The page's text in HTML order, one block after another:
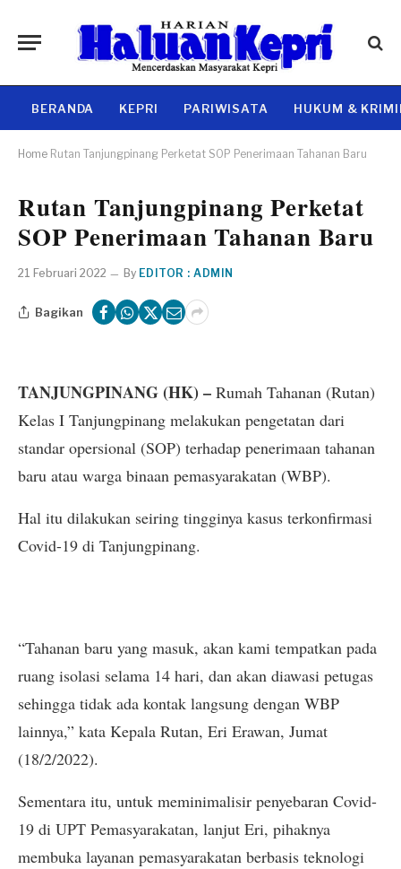
BERANDA KEPRI PARIWISATA HUKUM &
Home Rutan Tanjungpinang Perketat SOP Penerimaan Tahanan Baru
Rutan Tanjungpinang Perketat
SOP Penerimaan Tahanan Baru
21 Februari 2022 By EDITOR : ADMIN
Bagikan
TANJUNGPINANG (HK) – Rumah Tahanan (Rutan)
Kelas I Tanjungpinang melakukan pengetatan dari
standar opersional (SOP) terhadap penerimaan tahanan
baru atau warga binaan pemasyarakatan (WBP).
Hal itu dilakukan seiring tingginya kasus terkonfirmasi
Covid-19 di Tanjungpinang.
“Tahanan baru yang masuk, akan kami tempatkan pada
ruang isolasi selama 14 hari, dan akan diawasi petugas
sehingga tidak ada kontak langsung dengan WBP
lainnya,” kata Kepala Rutan, Eri Erawan, Jumat
(18/2/2022).
Sementara itu, untuk meminimalisir penyebaran Covid-
19 di UPT Pemasyarakatan, lanjut Eri, pihaknya
membuka layanan pemasyarakatan berbasis teknologi